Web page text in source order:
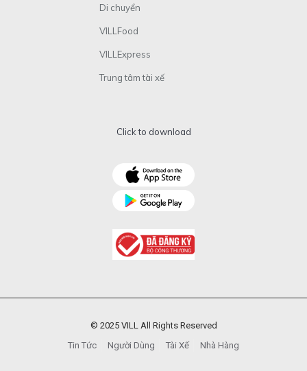
Di chuyển
VILLFood
VILLExpress
Trung tâm tài xế
Click to download
© 2025 VILL All Rights Reserved
Tin Tức
Người Dùng Tài Xế Nhà Hàng